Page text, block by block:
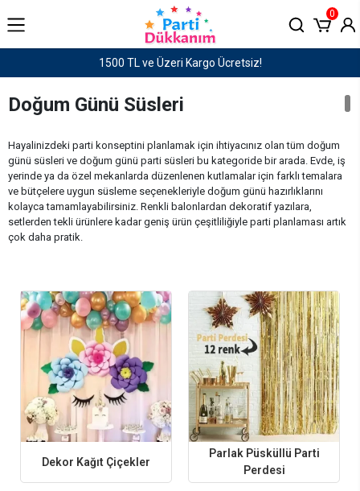
Haftaiçi saat 15:00'e kadar verilen siparişler AYNI GÜN KARGO!
0
Doğum Günü Süsleri
Hayalinizdeki parti konseptini planlamak için ihtiyacınız olan tüm doğum
günü süsleri ve doğum günü parti süsleri bu kategoride bir arada. Evde, iş
yerinde ya da özel mekanlarda düzenlenen kutlamalar için farklı temalara
ve bütçelere uygun süsleme seçenekleriyle doğum günü hazırlıklarını
kolayca tamamlayabilirsiniz. Renkli balonlardan dekoratif yazılara,
setlerden tekli ürünlere kadar geniş ürün çeşitliliğiyle parti planlaması artık
çok daha pratik.
kılar. Bu nedenle doğum günü süslerinin hem konsepte uygun hem de
bütçeyi zorlamayan seçeneklerden oluşması önemlidir. Parti Dükkanım’da
her bütçeye hitap eden uygun fiyatlı doğum günü süsleri bulabilirsiniz.
Doğum Günü Süsleri Seçerken Nelere
Dikkat Edilmeli?
Parti Setleri ile Pratik Çözümler
Doğum günü hazırlıklarını hızlandırmak isteyenler için parti setleri büyük
kolaylık sağlar. Balonlar, “Happy Birthday” yazıları ve dekoratif süslerden
oluşan setler sayesinde tek tek ürün seçmekle uğraşmadan uyumlu bir
konsept oluşturabilirsiniz. Gold, gümüş ve siyah tonların bir arada
kullanıldığı setler en çok tercih edilen seçenekler arasında yer alır.
Dekor Kağıt Çiçekler
Parlak Püsküllü Parti
Perdesi